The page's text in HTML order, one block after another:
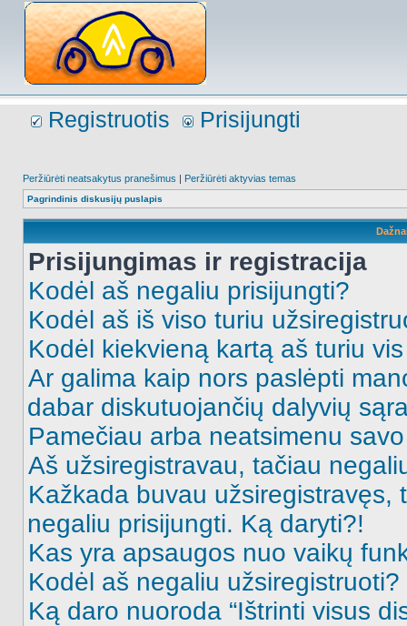
Registruotis Prisijungti
Peržiūrėti neatsakytus pranešimus | Peržiūrėti aktyvias temas
Pagrindinis diskusijų puslapis
Prisijungimas ir registracija
Kodėl aš negaliu prisijungti?
Kodėl aš iš viso turiu
Kodėl kiekvieną kartą aš turiu
Ar galima kaip nors paslėpti
dabar diskutuojančių dalyvių
Pamečiau arba neatsimenu
Aš užsiregistravau, tačiau
Kažkada buvau užsiregistravęs,
negaliu prisijungti. Ką daryti?!
Kas yra apsaugos nuo vaikų
Kodėl aš negaliu užsiregistruoti?
Ką daro nuoroda “Ištrinti visus